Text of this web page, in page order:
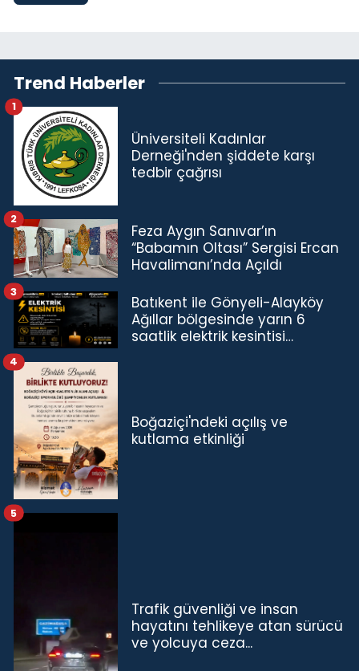
Trend Haberler
Üniversiteli Kadınlar
Derneği'nden şiddete karşı
tedbir çağrısı
1
Feza Aygın Sanıvar’ın
“Babamın Oltası” Sergisi Ercan
Havalimanı’nda Açıldı
2
Batıkent ile Gönyeli-Alayköy
Ağıllar bölgesinde yarın 6
saatlik elektrik kesintisi…
3
Boğaziçi'ndeki açılış ve
kutlama etkinliği
4
Trafik güvenliği ve insan
hayatını tehlikeye atan sürücü
ve yolcuya ceza...
5